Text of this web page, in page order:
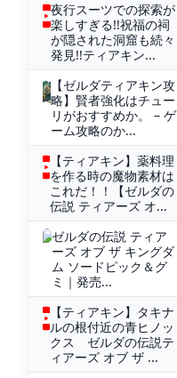
夜行スーツでの探索が
楽しすぎる!!祝福の祠
が隠された洞窟も続々
発見!!ティアキン...
【ゼルダティアキン攻
略】賢者強化はチュー
リがおすすめか。 – ゲ
ーム攻略のか...
【ティアキン】薬料理
を作る時の魔物素材は
これだ！！【ゼルダの
伝説 ティアーズ オ...
ゼルダの伝説 ティア
ーズ オブ ザ キングダ
ム ソードピック＆グ
ミ｜発売...
【ティアキン】タキナ
ルの根付近の青ヒノッ
クス ゼルダの伝説テ
ィアーズ オブ ザ ...